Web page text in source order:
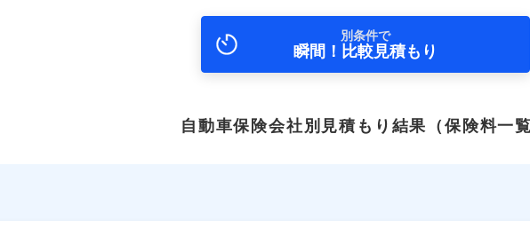
別条件で
瞬間！比較見積もり
自動車保険会社別見積もり結果 （保険料一覧